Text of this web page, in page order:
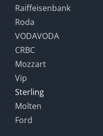
Raiffeisenbank
Roda
VODAVODA
CRBC
Mozzart
Vip
Sterling
Molten
Ford